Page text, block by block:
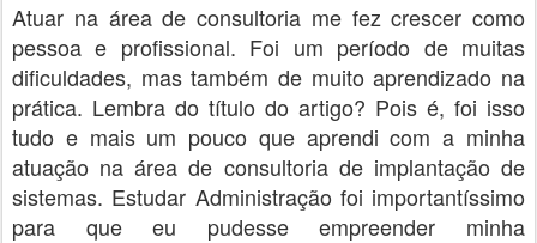
Atuar na área de consultoria me fez crescer como
pessoa e profissional. Foi um período de muitas
dificuldades, mas também de muito aprendizado na
prática. Lembra do título do artigo? Pois é, foi isso
tudo e mais um pouco que aprendi com a minha
atuação na área de consultoria de implantação de
sistemas. Estudar Administração foi importantíssimo
para que eu pudesse empreender minha